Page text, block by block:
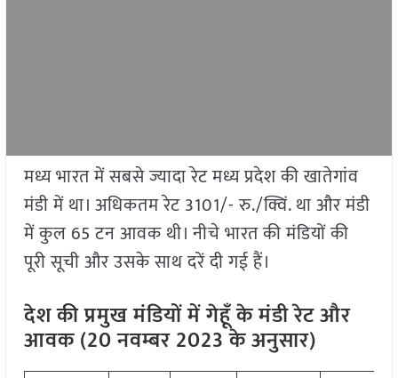
मध्य भारत में सबसे ज्यादा रेट मध्य प्रदेश की खातेगांव
मंडी में था। अधिकतम रेट 3101/- रु./क्विं. था और मंडी
में कुल 65 टन आवक थी। नीचे भारत की मंडियों की
पूरी सूची और उसके साथ दरें दी गई हैं।
देश की प्रमुख मंडियों में गेहूँ के मंडी रेट और
आवक (20 नवम्बर 2023 के अनुसार)